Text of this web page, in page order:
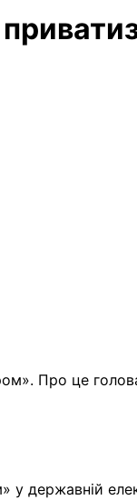
Про це
у державній